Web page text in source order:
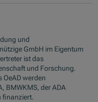
und
GmbH im Eigentum
ist das
und Forschung.
OeAD werden
BMWKMS, der ADA
finanziert.